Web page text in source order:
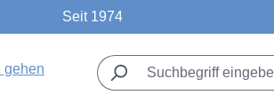
springenSeit 1974